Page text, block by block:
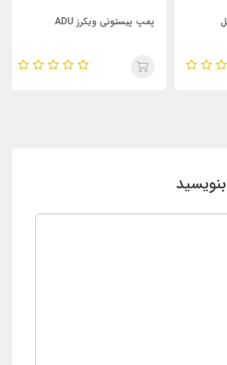
پمپ پیستونی ویکرز ADU